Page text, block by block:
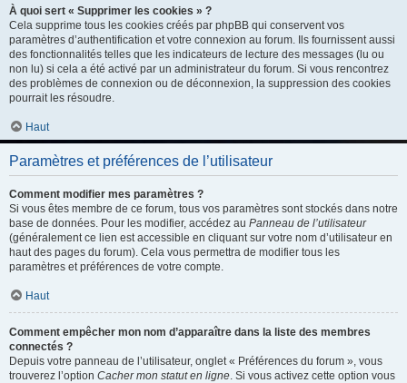
À quoi sert « Supprimer les cookies » ?
Cela supprime tous les cookies créés par phpBB qui conservent vos
paramètres d’authentification et votre connexion au forum. Ils fournissent aussi
des fonctionnalités telles que les indicateurs de lecture des messages (lu ou
non lu) si cela a été activé par un administrateur du forum. Si vous rencontrez
des problèmes de connexion ou de déconnexion, la suppression des cookies
pourrait les résoudre.
Haut
Paramètres et préférences de l’utilisateur
Comment modifier mes paramètres ?
Si vous êtes membre de ce forum, tous vos paramètres sont stockés dans notre
base de données. Pour les modifier, accédez au Panneau de l’utilisateur
(généralement ce lien est accessible en cliquant sur votre nom d’utilisateur en
haut des pages du forum). Cela vous permettra de modifier tous les
paramètres et préférences de votre compte.
Haut
Comment empêcher mon nom d’apparaître dans la liste des membres
connectés ?
Depuis votre panneau de l’utilisateur, onglet « Préférences du forum », vous
trouverez l’option Cacher mon statut en ligne. Si vous activez cette option vous